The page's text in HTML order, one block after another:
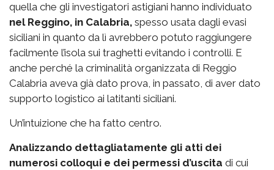
quella che gli investigatori astigiani hanno individuato
nel Reggino, in Calabria, spesso usata dagli evasi
siciliani in quanto da lì avrebbero potuto raggiungere
facilmente l’isola sui traghetti evitando i controlli. E
anche perché la criminalità organizzata di Reggio
Calabria aveva già dato prova, in passato, di aver dato
supporto logistico ai latitanti siciliani.
Un’intuizione che ha fatto centro.
Analizzando dettagliatamente gli atti dei
numerosi colloqui e dei permessi d’uscita di cui